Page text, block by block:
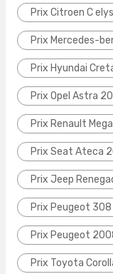
Prix Citroen C
Prix Mercedes-
Prix Hyundai
Prix Opel Astra
Prix Renault
Prix Seat Ateca
Prix Jeep
Prix Peugeot
Prix Peugeot
Prix Toyota